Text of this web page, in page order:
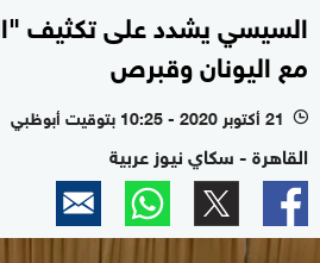
السيسي يشدد على تكثيف
مع اليونان وقبرص
l 21 أكتوبر 2020 - 10:25 بتوقيت أبوظبي
القاهرة - سكاي نيوز عربية